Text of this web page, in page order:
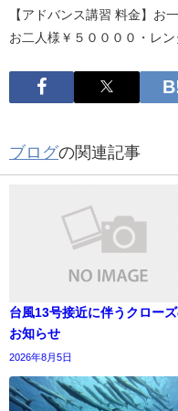
【アドバンス講習 料金】お
お二人様￥５００００・レ
ブログの関連記事
台風13号接近に伴うクロー
お知らせ
2026年8月5日